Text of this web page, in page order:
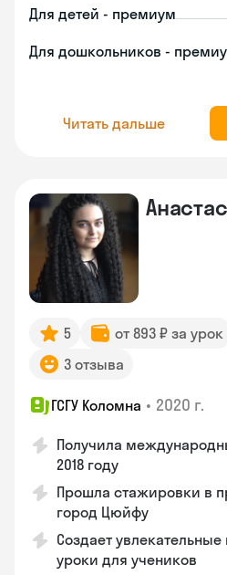
Для детей - премиум
Для дошкольников -
Читать дальше
5 от 893 ₽ за урок
3 отзыва
ГСГУ Коломна • 2020 г.
Получила
2018 году
Прошла стажировки в
город Цюйфу
Создает
уроки для учеников